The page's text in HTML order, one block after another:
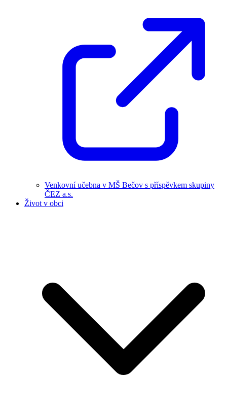
Venkovní učebna v MŠ Bečov s příspěvkem skupiny
ČEZ a.s.
Život v obci